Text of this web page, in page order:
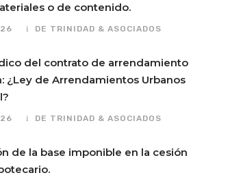
o de contenido.
DE TRINIDAD & ASOCIADOS
del contrato de arrendamiento
¿Ley de Arrendamientos Urbanos
DE TRINIDAD & ASOCIADOS
de la base imponible en la cesión